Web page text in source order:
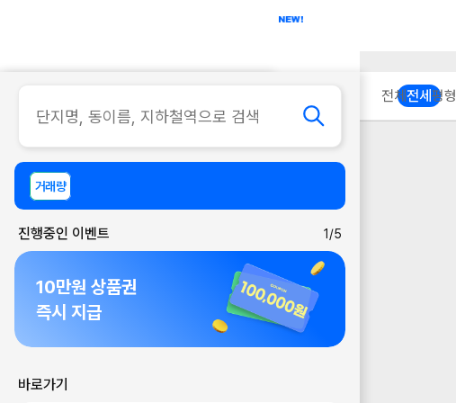
사무실
거래량
진행중인 이벤트 1/5
10만원 상품권
즉시 지급
바로가기
전체전세 평형